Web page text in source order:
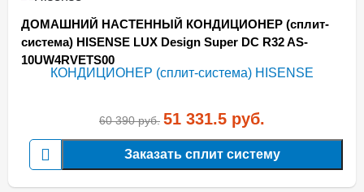
ДОМАШНИЙ НАСТЕННЫЙ КОНДИЦИОНЕР (сплит-
система) HISENSE LUX Design Super DC R32 AS-
10UW4RVETS00
60 390руб. 51 331.5 руб.
Заказать сплит систему